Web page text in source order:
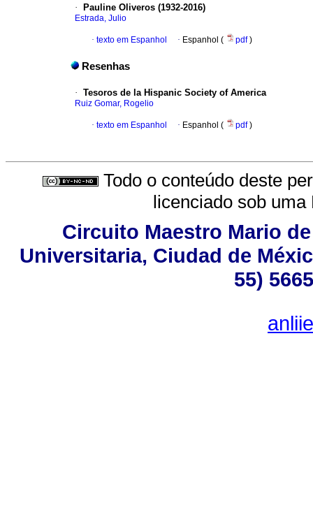
· Pauline Oliveros (1932-2016)
Estrada, Julio
· texto em Espanhol · Espanhol ( pdf)
Resenhas
· Tesoros de la Hispanic Society of America
Ruiz Gomar, Rogelio
· texto em Espanhol · Espanhol ( pdf)
Todo o conteúdo deste
licenciado sob uma
Circuito Maestro Mario
Universitaria, Ciudad de
55)